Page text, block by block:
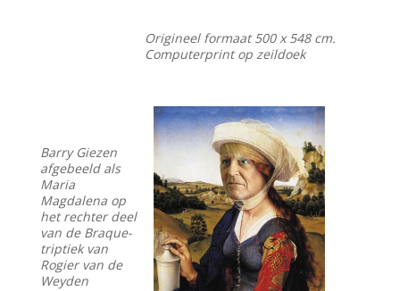
Origineel formaat 500 x 548 cm.
Computerprint op zeildoek
Barry Giezen
afgebeeld als
Maria
Magdalena op
het rechter deel
van de Braque-
triptiek van
Rogier van de
Weyden